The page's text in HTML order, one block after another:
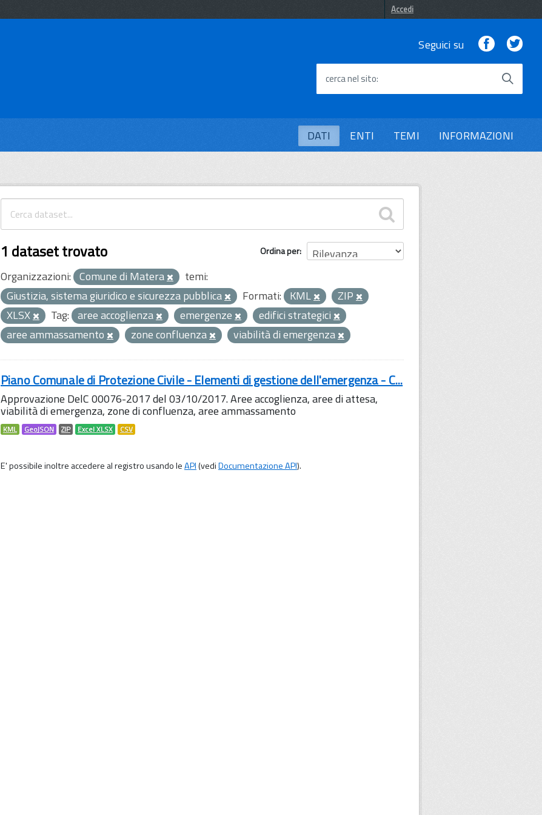
Accedi
Seguici su Facebook
cerca nel sito
DATI ENTI TEMI INFORMAZIONI
Ordina per
1 dataset trovato
Organizzazioni: Comune di Matera
temi:
Giustizia, sistema giuridico e sicurezza pubblica
Formati: KML
ZIP
XLSX
Tag: aree accoglienza emergenze
edifici strategici
aree ammassamento
zone confluenza viabilità di emergenza
Piano Comunale di Protezione Civile - Elementi di gestione dell'emergenza - C...
Approvazione DelC 00076-2017 del 03/10/2017. Aree accoglienza, aree di attesa,
viabilità di emergenza, zone di confluenza, aree ammassamento
KML GeoJSON ZIP Excel XLSX CSV
E' possibile inoltre accedere al registro usando leAPI(vediDocumentazione API).